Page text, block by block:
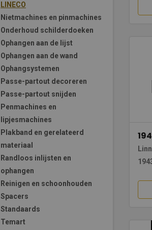
LINECO
Nietmachines en pinmachines
Onderhoud schilderdoeken
Ophangen aan de lijst
Ophangen aan de wand
Ophangsystemen
Passe-partout decoreren
Passe-partout snijden
Penmachines en
lipjesmachines
Plakband en gerelateerd
materiaal
Randloos inlijsten en
ophangen
Reinigen en schoonhouden
Spacers
Standaards
Temart